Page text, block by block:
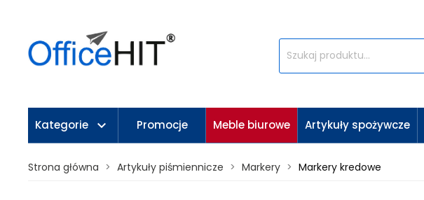
Kategorie keyboard_arrow_down Promocje Meble biurowe Artykuły spożywcze
Strona główna Artykuły piśmiennicze Markery Markery kredowe